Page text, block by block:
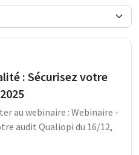
: Sécurisez votre
au webinaire : Webinaire -
audit Qualiopi du 16/12,